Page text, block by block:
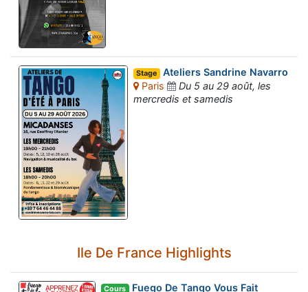
Stage Ateliers Sandrine Navarro
Paris
Du 5 au 29 août, les
mercredis et samedis
Ile De France Highlights
Cours Fuego De Tango Vous Fait